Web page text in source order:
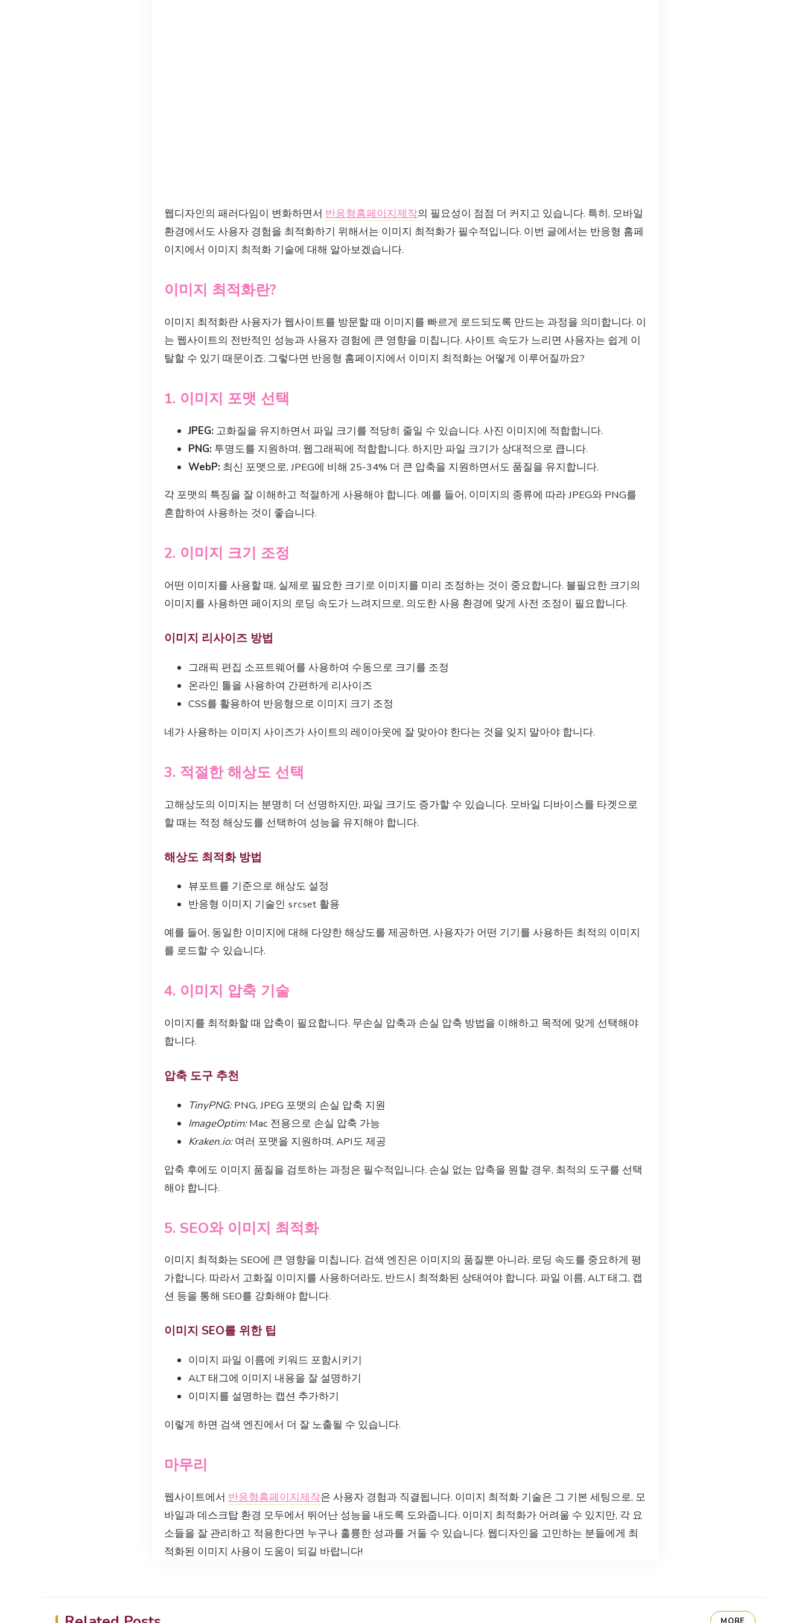
웹디자인의 패러다임이 변화하면서 반응형홈페이지제작의 필요성이 점점 더 커지고 있습니다. 특히, 모바일
환경에서도 사용자 경험을 최적화하기 위해서는 이미지 최적화가 필수적입니다. 이번 글에서는 반응형 홈페
이지에서 이미지 최적화 기술에 대해 알아보겠습니다.
이미지 최적화란?
이미지 최적화란 사용자가 웹사이트를 방문할 때 이미지를 빠르게 로드되도록 만드는 과정을 의미합니다. 이
는 웹사이트의 전반적인 성능과 사용자 경험에 큰 영향을 미칩니다. 사이트 속도가 느리면 사용자는 쉽게 이
탈할 수 있기 때문이죠. 그렇다면 반응형 홈페이지에서 이미지 최적화는 어떻게 이루어질까요?
1. 이미지 포맷 선택
JPEG: 고화질을 유지하면서 파일 크기를 적당히 줄일 수 있습니다. 사진 이미지에 적합합니다.
PNG: 투명도를 지원하며, 웹그래픽에 적합합니다. 하지만 파일 크기가 상대적으로 큽니다.
WebP: 최신 포맷으로, JPEG에 비해 25-34% 더 큰 압축을 지원하면서도 품질을 유지합니다.
각 포맷의 특징을 잘 이해하고 적절하게 사용해야 합니다. 예를 들어, 이미지의 종류에 따라 JPEG와 PNG를
혼합하여 사용하는 것이 좋습니다.
2. 이미지 크기 조정
어떤 이미지를 사용할 때, 실제로 필요한 크기로 이미지를 미리 조정하는 것이 중요합니다. 불필요한 크기의
이미지를 사용하면 페이지의 로딩 속도가 느려지므로, 의도한 사용 환경에 맞게 사전 조정이 필요합니다.
이미지 리사이즈 방법
그래픽 편집 소프트웨어를 사용하여 수동으로 크기를 조정
온라인 툴을 사용하여 간편하게 리사이즈
CSS를 활용하여 반응형으로 이미지 크기 조정
네가 사용하는 이미지 사이즈가 사이트의 레이아웃에 잘 맞아야 한다는 것을 잊지 말아야 합니다.
3. 적절한 해상도 선택
고해상도의 이미지는 분명히 더 선명하지만, 파일 크기도 증가할 수 있습니다. 모바일 디바이스를 타겟으로
할 때는 적정 해상도를 선택하여 성능을 유지해야 합니다.
해상도 최적화 방법
뷰포트를 기준으로 해상도 설정
반응형 이미지 기술인 srcset 활용
예를 들어, 동일한 이미지에 대해 다양한 해상도를 제공하면, 사용자가 어떤 기기를 사용하든 최적의 이미지
를 로드할 수 있습니다.
4. 이미지 압축 기술
이미지를 최적화할 때 압축이 필요합니다. 무손실 압축과 손실 압축 방법을 이해하고 목적에 맞게 선택해야
합니다.
압축 도구 추천
TinyPNG:PNG, JPEG 포맷의 손실 압축 지원
ImageOptim:Mac 전용으로 손실 압축 가능
Kraken.io:여러 포맷을 지원하며, API도 제공
압축 후에도 이미지 품질을 검토하는 과정은 필수적입니다. 손실 없는 압축을 원할 경우, 최적의 도구를 선택
해야 합니다.
5. SEO와 이미지 최적화
이미지 최적화는 SEO에 큰 영향을 미칩니다. 검색 엔진은 이미지의 품질뿐 아니라, 로딩 속도를 중요하게 평
가합니다. 따라서 고화질 이미지를 사용하더라도, 반드시 최적화된 상태여야 합니다. 파일 이름, ALT 태그, 캡
션 등을 통해 SEO를 강화해야 합니다.
이미지 SEO를 위한 팁
이미지 파일 이름에 키워드 포함시키기
ALT 태그에 이미지 내용을 잘 설명하기
이미지를 설명하는 캡션 추가하기
이렇게 하면 검색 엔진에서 더 잘 노출될 수 있습니다.
마무리
웹사이트에서 반응형홈페이지제작은 사용자 경험과 직결됩니다. 이미지 최적화 기술은 그 기본 세팅으로, 모
바일과 데스크탑 환경 모두에서 뛰어난 성능을 내도록 도와줍니다. 이미지 최적화가 어려울 수 있지만, 각 요
소들을 잘 관리하고 적용한다면 누구나 훌륭한 성과를 거둘 수 있습니다. 웹디자인을 고민하는 분들에게 최
적화된 이미지 사용이 도움이 되길 바랍니다!